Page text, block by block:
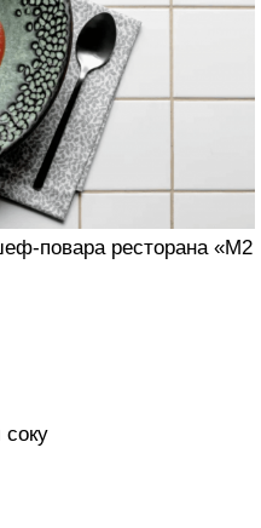
повара ресторана «М2
соку